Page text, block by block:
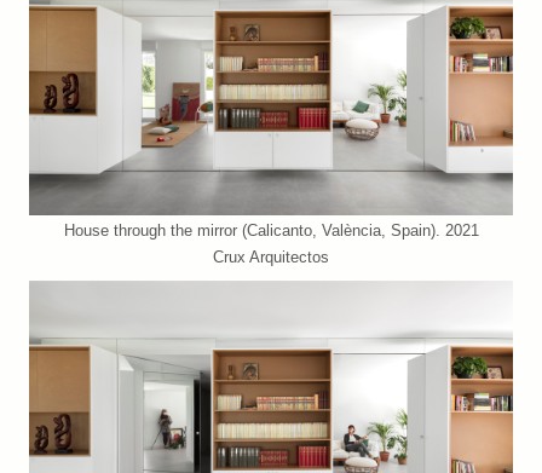
House through the mirror (Calicanto, València, Spain). 2021
Crux Arquitectos